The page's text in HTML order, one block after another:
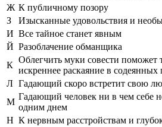
Ж К публичному позору
З
Изысканные удовольствия и
И Все тайное станет явным
Й Разоблачение обманщика
К
Облегчить муки совести поможет
искреннее раскаяние в содеянных
Л Гадающий скоро встретит свою
М
Гадающий человек ни в чем себе
одним днем
Н К нервным расстройствам и